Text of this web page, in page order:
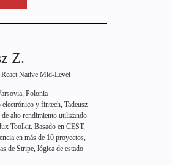
Z.
Native Mid-Level
Polonia
y fintech, Tadeusz
alto rendimiento utilizando
Toolkit. Basado en CEST,
en más de 10 proyectos,
de Stripe, lógica de estado